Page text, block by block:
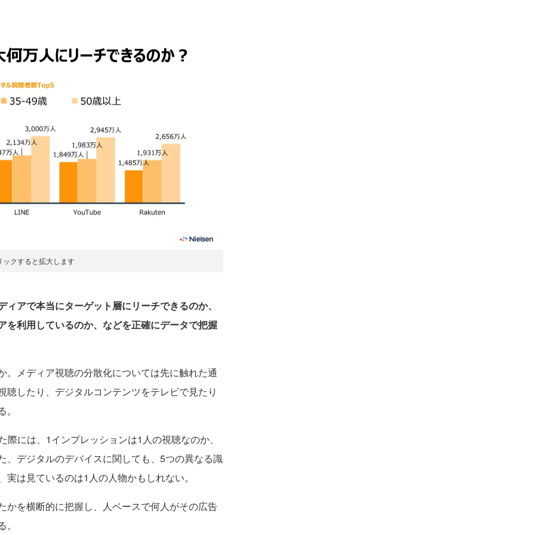
ックすると拡大します
アで本当にターゲット層にリーチできるのか、
を利用しているのか、などを正確にデータで把握
メディア視聴の分散化については先に触れた通
したり、デジタルコンテンツをテレビで見たり
には、1インプレッションは1人の視聴なのか、
、デジタルのデバイスに関しても、5つの異なる識
は見ているのは1人の人物かもしれない。
を横断的に把握し、人ベースで何人がその広告